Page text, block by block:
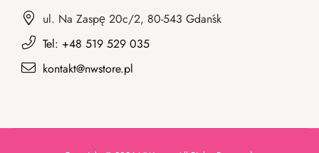
ul. Na Zaspę 20c/2, 80-543 Gdańsk
Tel: +48 519 529 035
kontakt@nwstore.pl